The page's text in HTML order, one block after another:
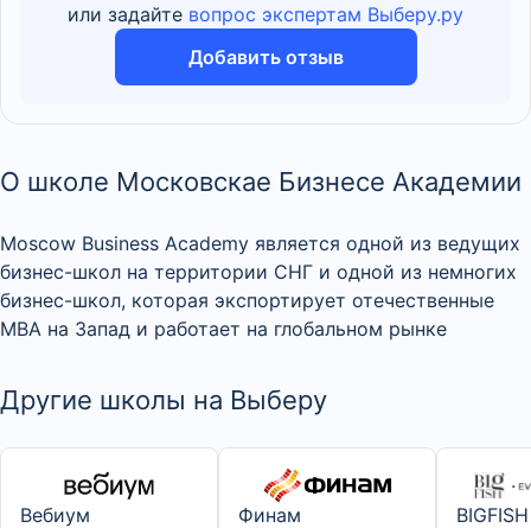
или задайте вопрос экспертам Выберу.ру
Добавить отзыв
О школе Московскае Бизнесе Академии
Moscow Business Academy является одной из ведущих
бизнес-школ на территории СНГ и одной из немногих
бизнес-школ, которая экспортирует отечественные
MBA на Запад и работает на глобальном рынке
Другие школы на Выберу
Вебиум Финам